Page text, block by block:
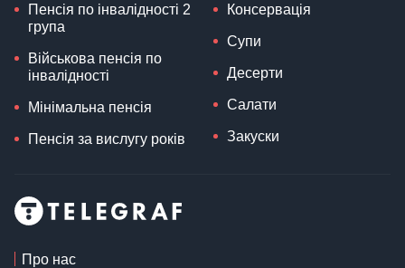
Пенсія по інвалідності 2
група
Військова пенсія по
інвалідності
Мінімальна пенсія
Пенсія за вислугу років
Консервація
Супи
Десерти
Салати
Закуски
Про нас